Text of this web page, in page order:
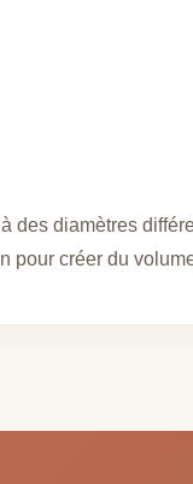
des diamètres
créer du